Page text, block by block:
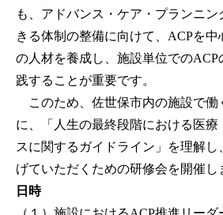
も、アドバンス・ケア・プランニ
きる体制の整備に向けて、ACPを
の人材を養成し、施設単位でのACP
践することが重要です。
このため、佐世保市内の施設で働
に、「人生の最終段階における医療
スに関するガイドライン」を理解し
げていただくための研修会を開催し
日時